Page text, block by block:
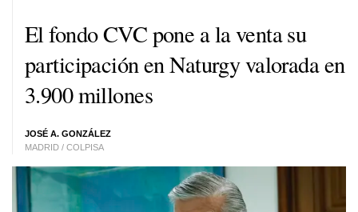
El fondo CVC pone a la venta su
participación en Naturgy valorada en
3.900 millones
JOSÉ A. GONZÁLEZ
MADRID / COLPISA